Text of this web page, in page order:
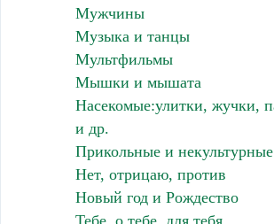
Мужчины
Музыка и танцы
Мультфильмы
Мышки и мышата
Насекомые:улитки, жучки,
и др.
Прикольные и некультурные
Нет, отрицаю, против
Новый год и Рождество
Тебе, о тебе, для тебя